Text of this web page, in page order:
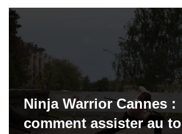
Ninja Warrior Cannes :
comment assister au